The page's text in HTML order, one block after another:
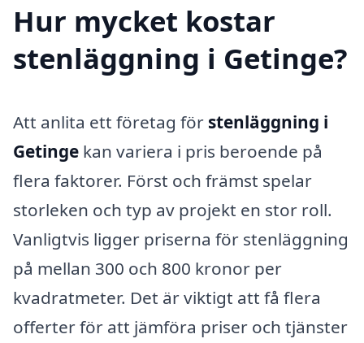
Hur mycket kostar
stenläggning i Getinge?
Att anlita ett företag för stenläggning i
Getinge kan variera i pris beroende på
flera faktorer. Först och främst spelar
storleken och typ av projekt en stor roll.
Vanligtvis ligger priserna för stenläggning
på mellan 300 och 800 kronor per
kvadratmeter. Det är viktigt att få flera
offerter för att jämföra priser och tjänster